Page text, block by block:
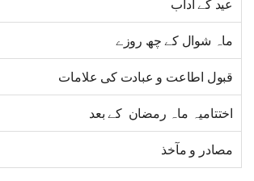
عید کے آداب
ماہ شوال کے چھ روزے
قبول اطاعت و عبادت کی علامات
اختتامیہ ماہ رمضان کے بعد
مصادر و مآخذ